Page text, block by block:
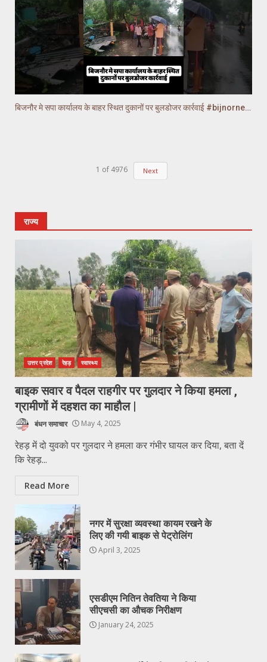
बिजनौर मे सपा कार्यालय के बाहर स्थित दुकानों पर बुलडोजर कार्रवाई #bijnornews
1 of 4976 Next
राज्य
उत्तर प्रदेश रेहड़ स्वास्थ्य
बाइक सवार व पैदल राहगीर पर गुलदार ने किया हमला ,
ग्रामीणों में दहशत का माहौल |
बंधन समाचार May 4, 2025
रेहड़ में दो युवको पर गुलदार ने हमला कर गंभीर घायल कर दिया, बता दें
कि रेहड़...
Read More
नगर में सुरक्षा व्यवस्था कायम रखने के
लिए की गयी बाइक से पेट्रोलिंग
April 3, 2025
एसडीएम नितिन तेवतिया ने किया
सीएचसी का औचक निरीक्षण
January 24, 2025